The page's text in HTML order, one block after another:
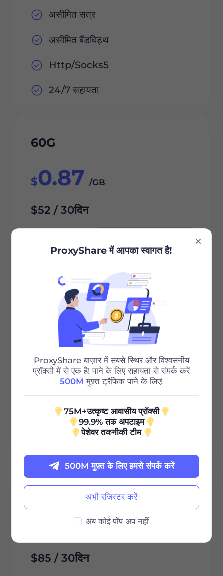
असीमित सत्र
असीमित बैंडविड्थ
Http/Socks5
24/7 सहायता
60G
$0.87 /GB
$52 / 30दिन
अभी ऑर्डर करें
शहर/देश चयन
असीमित सत्र
असीमित बैंडविड्थ
Http/Socks5
24/7 सहायता
0.85
$85 / 30दिन
ProxyShare में आपका स्वागत है!
ProxyShare बाज़ार में सबसे स्थिर और विश्वसनीय
प्रॉक्सी में से एक है! पाने के लिए सहायता से संपर्क करें
500M मुफ़्त ट्रैफ़िक पाने के लिए!
75M+उत्कृष्ट आवासीय प्रॉक्सी
99.9% तक अपटाइम
पेशेवर तकनीकी टीम
अभी रजिस्टर करें
500M मुफ़्त के लिए हमसे संपर्क करें
अब कोई पॉप अप नहीं